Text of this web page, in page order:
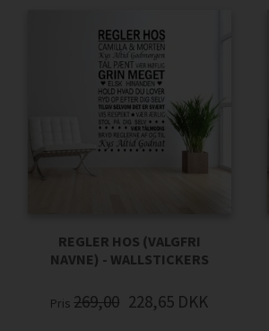
REGLER HOS (VALGFRI
NAVNE) - WALLSTICKERS
Pris 269,00 228,65 DKK